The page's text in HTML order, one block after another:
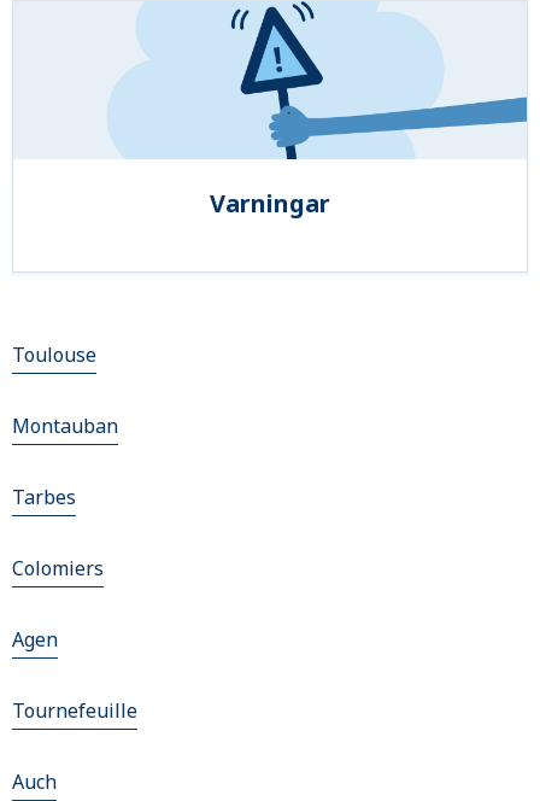
Varningar
Toulouse
Montauban
Tarbes
Colomiers
Agen
Tournefeuille
Auch